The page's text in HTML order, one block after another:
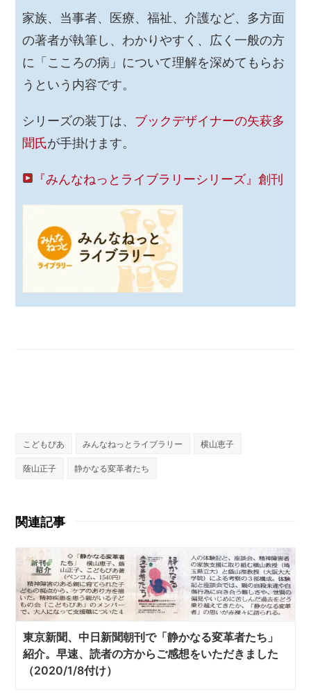
家族、当事者、医療、福祉、介護など、多方面
の著者が執筆し、わかりやすく、広く一般の方
に「こころの病」について理解を深めてもらお
うという内容です。
シリーズの装丁は、 ブックデザイナーの矢萩多
聞氏が手掛けます。
『みんなねっとライブラリーシリーズ』創刊
こどもぴあ みんなねっとライブラリー 横山恵子
蔭山正子 静かなる変革者たち
関連記事
東京新聞、中日新聞朝刊で「静かなる変革者たち」
紹介。早速、読者の方からご感想をいただきました
（2020/1/8付け）